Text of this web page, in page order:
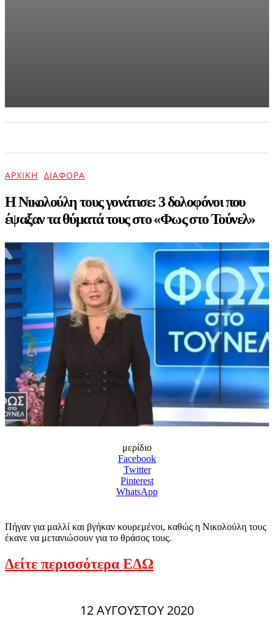
ΑΡΧΙΚΉ ΔΙΆΦΟΡΑ
Η Νικολούλη τους γονάτισε: 3 δολοφόνοι που
έψαξαν τα θύματά τους στο «Φως στο Τούνελ»
μερίδιο
Facebook
Twitter
Pinterest
WhatsApp
Πήγαν για μαλλί και βγήκαν κουρεμένοι, καθώς η Νικολούλη τους
έκανε να μετανιώσουν για το θράσος τους.
Δείτε περισσότερα ΕΔΩ
12 ΑΥΓΟΎΣΤΟΥ 2020